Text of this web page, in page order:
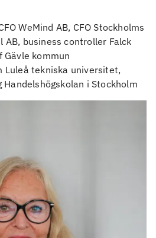
WeMind AB, CFO Stockholms
AB, business controller Falck
Gävle kommun
Luleå tekniska universitet,
i Stockholm